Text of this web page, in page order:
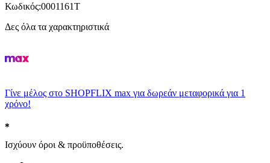
Κωδικός:0001161T
Δες όλα τα χαρακτηριστικά
Γίνε μέλος στο SHOPFLIX max για δωρεάν μεταφορικά για 1
χρόνο!
Ισχύουν όροι & προϋποθέσεις.